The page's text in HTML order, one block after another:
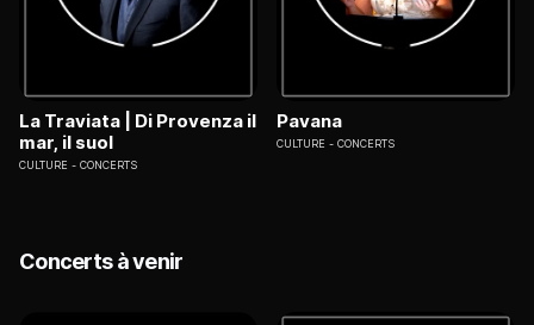
La Traviata | Di Provenza il
mar, il suol
CULTURE CONCERTS
Pavana
CULTURE CONCERTS
Concerts à venir